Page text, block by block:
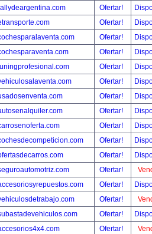
Ofertar!
Ofertar!
Ofertar!
Ofertar!
Ofertar!
Ofertar!
Ofertar!
Ofertar!
Ofertar!
Ofertar!
Ofertar!
Ofertar!
Ofertar!
Ofertar!
Ofertar!
Ofertar!